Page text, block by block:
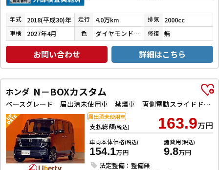
年式 2018(平成30)年 走行 4.0万km 排気 2000cc
車検 2027年4月 色 ダイヤモンドブラックパール 修復 無
お問い合わせ 詳細はこちら
ホンダ N－BOXカスタム
ベースグレード 届出済未使用車 禁煙車 両側電動スライドドア アダプティブクルーズコントロール 純正アルミホイール LEDヘッドライト 電動パーキングブレーキ オートブレーキホールド 前席シートヒーター
支払総額(税込) 163.9万円
車両本体価格(税込)
154.1万円
諸費用(税込)
9.8万円
法定整備：整備無
届出済未使用車